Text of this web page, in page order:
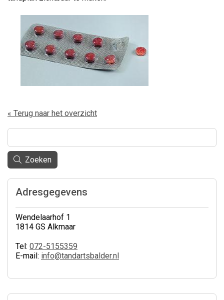
« Terug naar het overzicht
Zoeken
Adresgegevens
Wendelaarhof 1
1814 GS Alkmaar
Tel: 072-5155359
E-mail: info@tandartsbalder.nl